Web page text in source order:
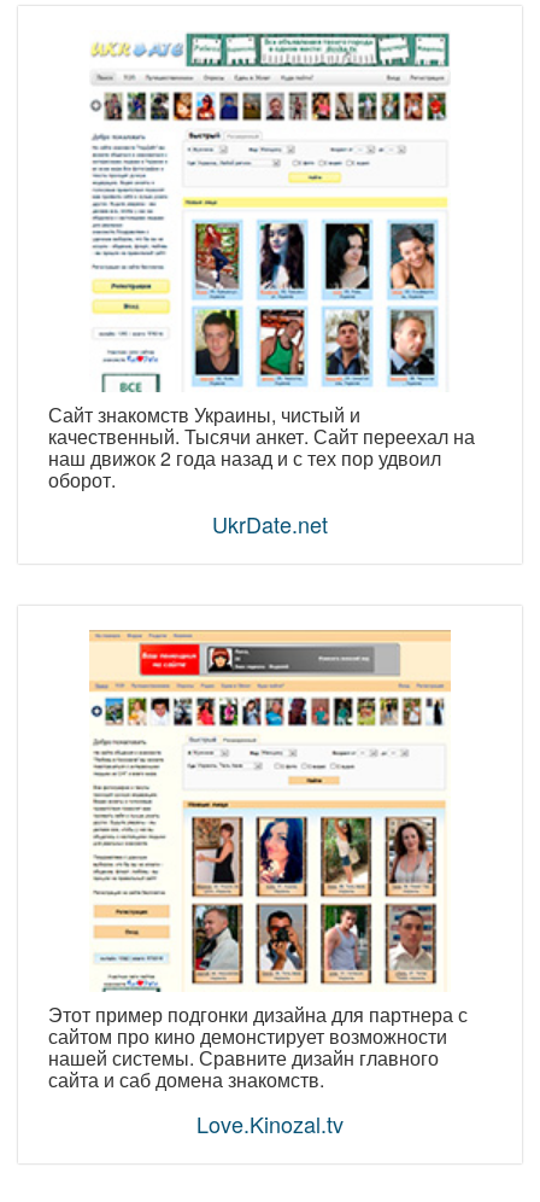
Сайт знакомств Украины, чистый и
качественный. Тысячи анкет. Сайт переехал на
наш движок 2 года назад и с тех пор удвоил
оборот.
UkrDate.net
Этот пример подгонки дизайна для партнера с
сайтом про кино демонстирует возможности
нашей системы. Сравните дизайн главного
сайта и саб домена знакомств.
Love.Kinozal.tv